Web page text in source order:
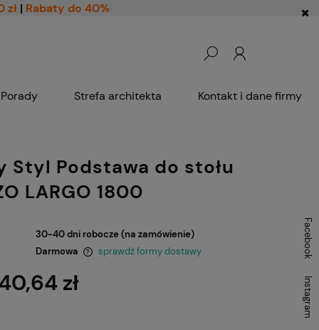
zł | Rabaty do 40%
Porady Strefa architekta Kontakt i dane firmy
Styl Podstawa do stołu
LARGO 1800
30-40 dni robocze (na zamówienie)
Darmowa
kosztów
sprawdź formy dostawy
zł
Facebook
Instagram